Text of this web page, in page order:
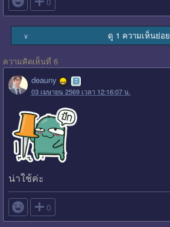
∨ ดู 1 ความเห็นย่อย
ความคิดเห็นที่ 6
deauny
03 เมษายน 2569 เวลา 12:16:07 น.
น่าใช้ค่ะ
 0